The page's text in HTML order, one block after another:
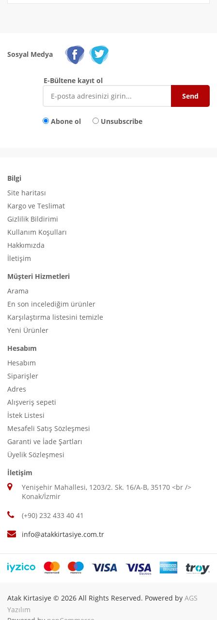
Sosyal Medya
E-Bültene kayıt ol
Abone ol Unsubscribe
Bilgi
Site haritası
Kargo ve Teslimat
Gizlilik Bildirimi
Kullanım Koşulları
Hakkımızda
İletişim
Müşteri Hizmetleri
Arama
En son incelediğim ürünler
Karşılaştırma listesini temizle
Yeni Ürünler
Hesabım
Hesabım
Siparişler
Adres
Alışveriş sepeti
İstek Listesi
Mesafeli Satış Sözleşmesi
Garanti ve İade Şartları
Üyelik Sözleşmesi
İletişim
Yenişehir Mahallesi, 1203/2. Sk. 16/A-B, 35170 <br />
Konak/İzmir
(+90) 232 433 40 41
info@atakkirtasiye.com.tr
Atak Kirtasiye © 2026 All Rights Reserved. Powered by AGS
Yazılım